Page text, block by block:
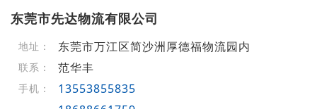
东莞市先达物流有限公司
地址： 东莞市万江区简沙洲厚德福物流园内
联系： 范华丰
手机：
13553855835